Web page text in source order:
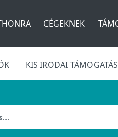
CÉGEKNEK
KIS IRODAI TÁMOGATÁS